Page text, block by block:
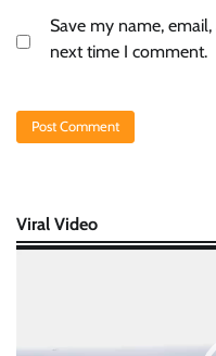
Save my name,
next time I comment.
Viral Video